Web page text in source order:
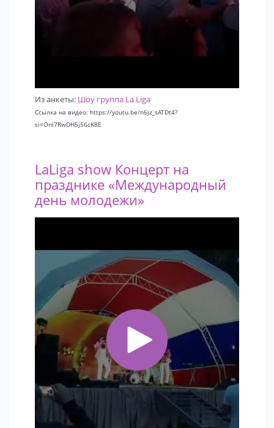
Из анкеты: Шоу группа La Liga
Ссылка на видео: https://youtu.be/n6jz_sATDt4?
si=Onl7RwDH5j56cK8E
LaLiga show Концерт на
празднике «Международный
день молодежи»